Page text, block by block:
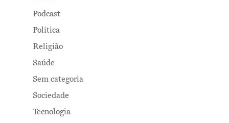
Podcast
Política
Religião
Saúde
Sem categoria
Sociedade
Tecnologia